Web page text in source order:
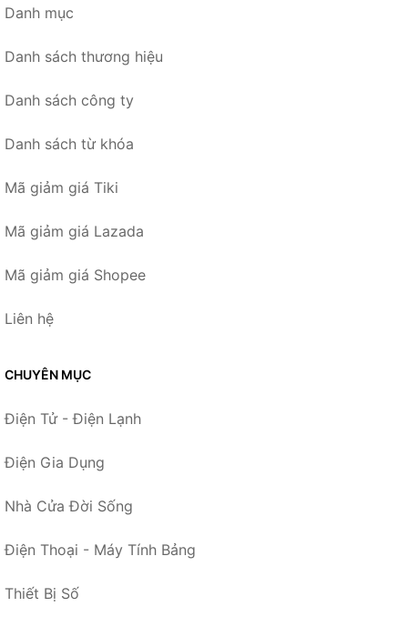
Danh mục
Danh sách thương hiệu
Danh sách công ty
Danh sách từ khóa
Mã giảm giá Tiki
Mã giảm giá Lazada
Mã giảm giá Shopee
Liên hệ
CHUYÊN MỤC
Điện Tử - Điện Lạnh
Điện Gia Dụng
Nhà Cửa Đời Sống
Điện Thoại - Máy Tính Bảng
Thiết Bị Số